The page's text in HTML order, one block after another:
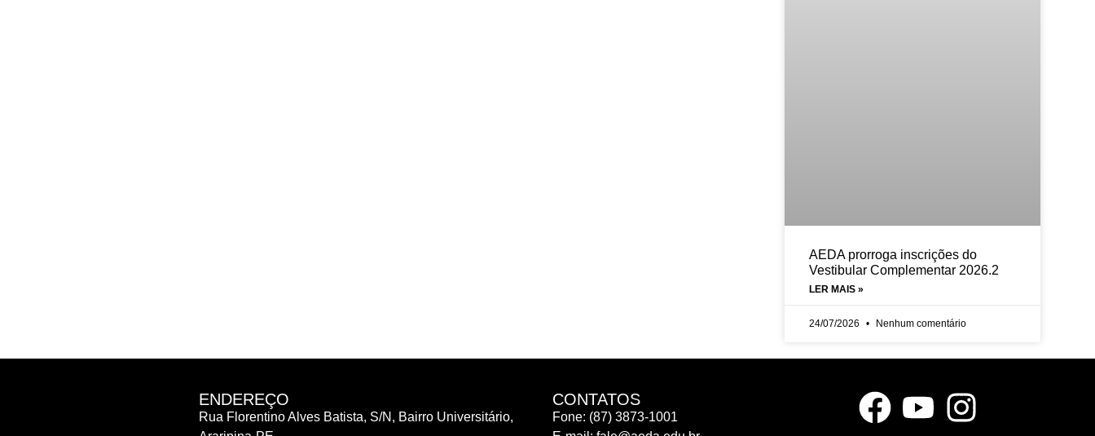
AEDA prorroga inscrições do
Vestibular Complementar 2026.2
LER MAIS »
24/07/2026 Nenhum comentário
ENDEREÇO
Rua Florentino Alves Batista, S/N, Bairro Universitário,
CONTATOS
Fone: (87) 3873-1001